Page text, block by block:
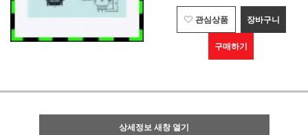
관심상품 장바구니
구매하기
상세정보 새창 열기